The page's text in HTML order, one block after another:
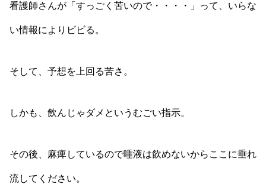
看護師さんが「すっごく苦いので・・・・」って、いらな
い情報によりビビる。
そして、予想を上回る苦さ。
しかも、飲んじゃダメというむごい指示。
その後、麻痺しているので唾液は飲めないからここに垂れ
流してください。